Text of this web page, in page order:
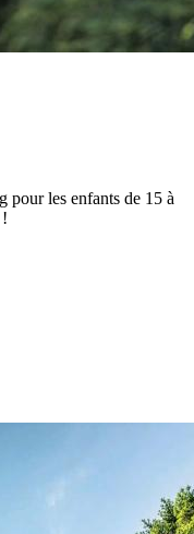
pour les enfants de 15 à